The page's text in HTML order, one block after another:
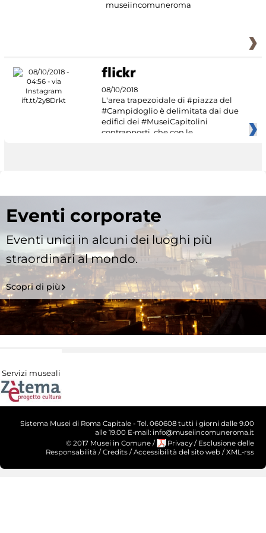
museiincomuneroma
08/10/2018
L'area trapezoidale di #piazza del
#Campidoglio è delimitata dai due
edifici dei #MuseiCapitolini
contrapposti, che con le
Eventi corporate
Eventi unici in alcuni dei luoghi più
straordinari al mondo.
Scopri di più
Servizi museali
Sistema Musei di Roma Capitale - Tel. 060608 tutti i giorni dalle 9.00
alle 19.00 E-mail: info@museiincomuneroma.it
© 2017 Musei in Comune / Privacy / Esclusione delle
Responsabilità /Credits /Accessibilità del sito web /XML-rss